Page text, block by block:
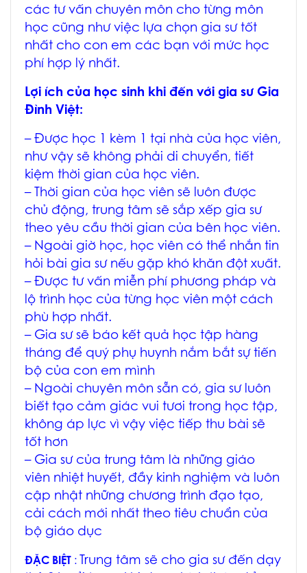
các tư vấn chuyên môn cho từng môn
học cũng như việc lựa chọn gia sư tốt
nhất cho con em các bạn với mức học
phí hợp lý nhất.
Lợi ích của học sinh khi đến với gia sư Gia
Đình Việt:
– Được học 1 kèm 1 tại nhà của học viên,
như vậy sẽ không phải di chuyển, tiết
kiệm thời gian của học viên.
– Thời gian của học viên sẽ luôn được
chủ động, trung tâm sẽ sắp xếp gia sư
theo yêu cầu thời gian của bên học viên.
– Ngoài giờ học, học viên có thể nhắn tin
hỏi bài gia sư nếu gặp khó khăn đột xuất.
– Được tư vấn miễn phí phương pháp và
lộ trình học của từng học viên một cách
phù hợp nhất.
– Gia sư sẽ báo kết quả học tập hàng
tháng để quý phụ huynh nắm bắt sự tiến
bộ của con em mình
– Ngoài chuyên môn sẵn có, gia sư luôn
biết tạo cảm giác vui tươi trong học tập,
không áp lực vì vậy việc tiếp thu bài sẽ
tốt hơn
– Gia sư của trung tâm là những giáo
viên nhiệt huyết, đầy kinh nghiệm và luôn
cập nhật những chương trình đạo tạo,
cải cách mới nhất theo tiêu chuẩn của
bộ giáo dục
ĐẶC BIỆT : Trung tâm sẽ cho gia sư đến dạy